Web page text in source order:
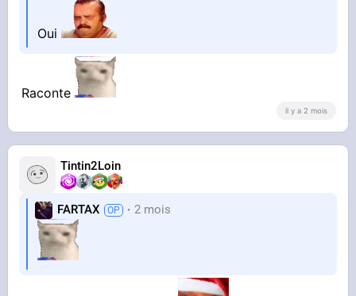
Oui
Raconte
il y a 2 mois
Tintin2Loin
FARTAX 2 mois